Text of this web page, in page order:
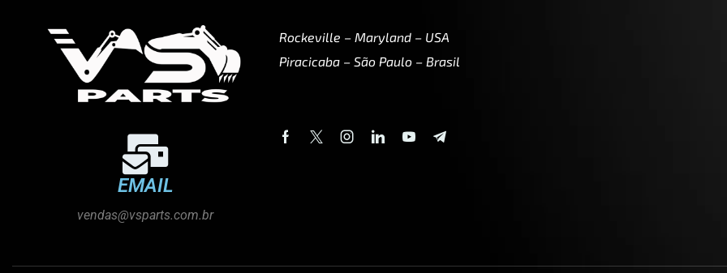
EMAIL
vendas@vsparts.com.br
Rockeville – Maryland – USA
Piracicaba – São Paulo – Brasil